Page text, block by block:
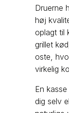
Druerne
høj
oplagt til
grillet
oste,
virkelig
En
dig selv